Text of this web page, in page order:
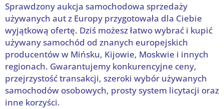
Sprawdzony aukcja samochodowa sprzedaży
używanych aut z Europy przygotowała dla Ciebie
wyjątkową ofertę. Dziś możesz łatwo wybrać i kupić
używany samochód od znanych europejskich
producentów w Mińsku, Kijowie, Moskwie i innych
regionach. Gwarantujemy konkurencyjne ceny,
przejrzystość transakcji, szeroki wybór używanych
samochodów osobowych, prosty system licytacji oraz
inne korzyści.